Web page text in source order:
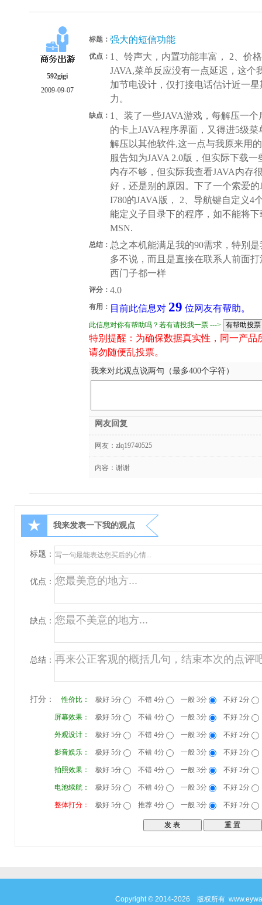
592gigi
2009-09-07
标题： 强大的短信功能
优点： 1、铃声大，内置功能丰富， 2、价
JAVA,菜单反应没有一点延迟，这个
加节电设计，仅打接电话估计近一
力。
缺点： 1、装了一些JAVA游戏，每解压一
的卡上JAVA程序界面，又得进5级
解压以其他软件,这一点与我原来用
服告知为JAVA 2.0版，但实际下载
内存不够，但实际我查看JAVA内存
好，还是别的原因。下了一个索爱
I780的JAVA版， 2、导航键自定义4
能定义子目录下的程序，如不能将
MSN.
总结： 总之本机能满足我的90需求，特别
多不说，而且是直接在联系人前面
西门子都一样
评分： 4.0
有用： 目前此信息对 29 位网友有帮助。
此信息对你有帮助吗？若有请投我一票 --->
特别提醒：为确保数据真实性，同一产
请勿随便乱投票。
我来对此观点说两句（最多400个字符）
网友回复
网友： zlq19740525
内容：谢谢
★ 我来发表一下我的观点
标题：
优点：
缺点：
总结：
打分： 性价比： 极好 5分 不错 4分 一般 3分 不好 2分
屏幕效果： 极好 5分 不错 4分 一般 3分 不好 2分
外观设计： 极好 5分 不错 4分 一般 3分 不好 2分
影音娱乐： 极好 5分 不错 4分 一般 3分 不好 2分
拍照效果： 极好 5分 不错 4分 一般 3分 不好 2分
电池续航： 极好 5分 不错 4分 一般 3分 不好 2分
整体打分： 极好 5分 推荐 4分 一般 3分 不好 2分
Copyright © 2014-2026 版权所有